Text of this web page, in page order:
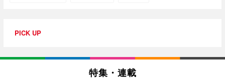
PICK UP
特集・連載